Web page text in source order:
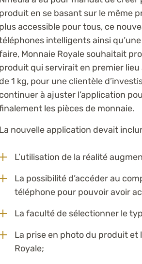
produit en se basant sur le même
plus accessible pour tous, ce
intelligents ainsi
Monnaie Royale souhaitait
produit qui servirait en premier
de 1 kg, pour une clientèle
continuer à ajuster l’application
les pièces de monnaie.
La nouvelle application devait
L’utilisation de la réalité
La possibilité d’accéder au
téléphone pour pouvoir avoir
La faculté de sélectionner le
La prise en photo du produit et
Royale;